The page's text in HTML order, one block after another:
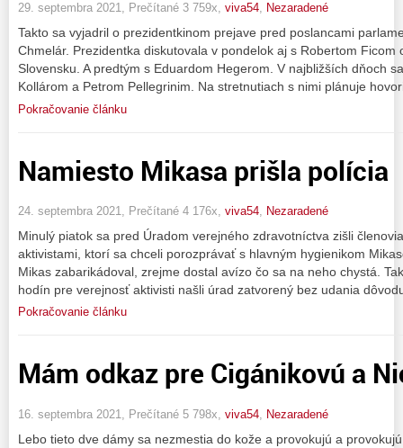
29. septembra 2021, Prečítané 3 759x, viva54, Nezaradené
Takto sa vyjadril o prezidentkinom prejave pred poslancami
Chmelár. Prezidentka diskutovala v pondelok aj s Robertom Ficom
Slovensku. A predtým s Eduardom Hegerom. V najbližších dňoch
Kollárom a Petrom Pellegrinim. Na stretnutiach s nimi plánuje
Pokračovanie článku
Namiesto Mikasa prišla polícia
24. septembra 2021, Prečítané 4 176x, viva54, Nezaradené
Minulý piatok sa pred Úradom verejného zdravotníctva zišli
aktivistami, ktorí sa chceli porozprávať s hlavným hygienikom
Mikas zabarikádoval, zrejme dostal avízo čo sa na neho chystá.
hodín pre verejnosť aktivisti našli úrad zatvorený bez udania
Pokračovanie článku
Mám odkaz pre Cigánikovú a
16. septembra 2021, Prečítané 5 798x, viva54 Nezaradené
Lebo tieto dve dámy sa nezmestia do kože a provokujú a